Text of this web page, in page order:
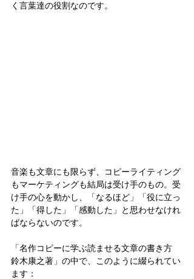
く言葉達の役割なのです。
音楽も文章にも限らず、コピーライティング
もマーケティングも結局は受け手のもの。受
け手の心を動かし、「なるほど」「役に立っ
た」「得した」「感動した」と思わせなけれ
ばならないのです。
「名作コピーに学ぶ読ませる文章の書き方
鈴木康之著」の中で、このように綴られてい
ます：